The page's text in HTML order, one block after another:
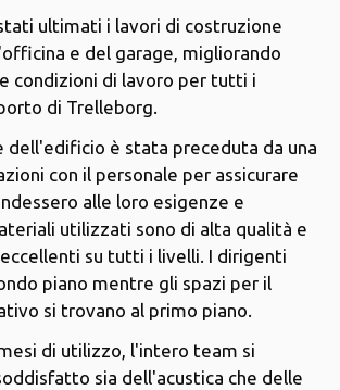
ultimati i lavori di costruzione
e del garage, migliorando
condizioni di lavoro per tutti i
di Trelleborg.
dell'edificio è stata preceduta da una
con il personale per assicurare
alle loro esigenze e
utilizzati sono di alta qualità e
su tutti i livelli. I dirigenti
piano mentre gli spazi per il
si trovano al primo piano.
di utilizzo, l'intero team si
sia dell'acustica che delle